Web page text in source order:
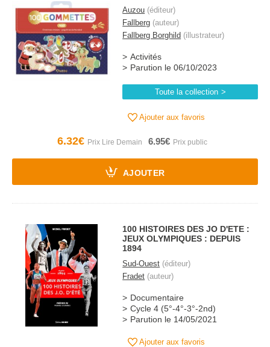
Auzou (éditeur)
Fallberg (auteur)
Fallberg Borghild (illustrateur)
Activités
Parution le 06/10/2023
Toute la collection
Ajouter aux favoris
6.32€ 6.95€
AJOUTER
100 HISTOIRES DES JO D'ETE :
JEUX OLYMPIQUES : DEPUIS
1894
Sud-Ouest (éditeur)
Fradet (auteur)
Documentaire
Cycle 4 (5°-4°-3°-2nd)
Parution le 14/05/2021
Ajouter aux favoris